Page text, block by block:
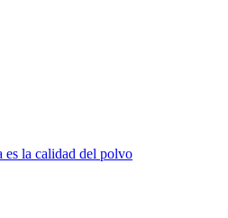
es la calidad del polvo